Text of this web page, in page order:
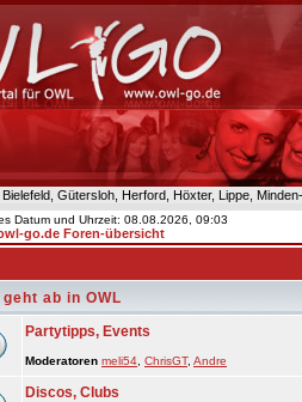
Gütersloh, Herford, Höxter, Lippe,
Datum und Uhrzeit: 08.08.2026, 09:03
go.de Foren-übersicht
geht ab in OWL
Partytipps, Events
Moderatoren meli54 ChrisGT, Andre
Discos, Clubs